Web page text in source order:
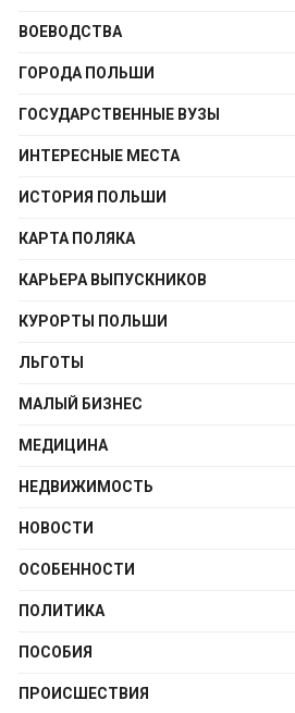
ВОЕВОДСТВА
ГОРОДА ПОЛЬШИ
ГОСУДАРСТВЕННЫЕ ВУЗЫ
ИНТЕРЕСНЫЕ МЕСТА
ИСТОРИЯ ПОЛЬШИ
КАРТА ПОЛЯКА
КАРЬЕРА ВЫПУСКНИКОВ
КУРОРТЫ ПОЛЬШИ
ЛЬГОТЫ
МАЛЫЙ БИЗНЕС
МЕДИЦИНА
НЕДВИЖИМОСТЬ
НОВОСТИ
ОСОБЕННОСТИ
ПОЛИТИКА
ПОСОБИЯ
ПРОИСШЕСТВИЯ